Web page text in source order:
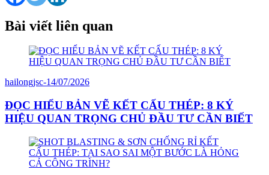
Bài viết liên quan
hailongjsc-14/07/2026
ĐỌC HIỂU BẢN VẼ KẾT CẤU THÉP: 8 KÝ
HIỆU QUAN TRỌNG CHỦ ĐẦU TƯ CẦN BIẾT